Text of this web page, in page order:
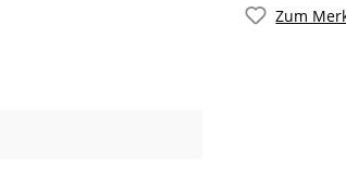
Zum